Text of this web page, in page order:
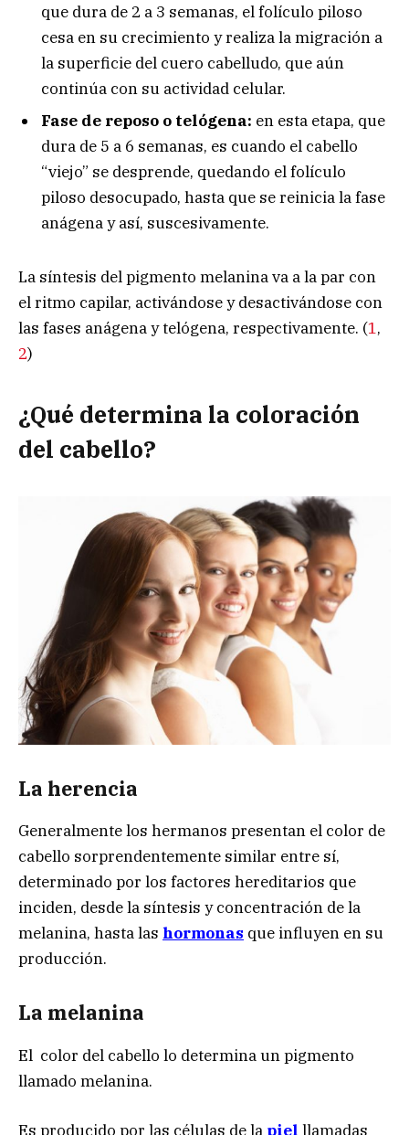
que dura de 2 a 3 semanas, el folículo piloso
cesa en su crecimiento y realiza la migración a
la superficie del cuero cabelludo, que aún
continúa con su actividad celular.
Fase de reposo o telógena: en esta etapa, que
dura de 5 a 6 semanas, es cuando el cabello
“viejo” se desprende, quedando el folículo
piloso desocupado, hasta que se reinicia la fase
anágena y así, suscesivamente.
La síntesis del pigmento melanina va a la par con
el ritmo capilar, activándose y desactivándose con
las fases anágena y telógena, respectivamente. (1,
2)
¿Qué determina la coloración
del cabello?
La herencia
Generalmente los hermanos presentan el color de
cabello sorprendentemente similar entre sí,
determinado por los factores hereditarios que
inciden, desde la síntesis y concentración de la
melanina, hasta las hormonas que influyen en su
producción.
La melanina
El color del cabello lo determina un pigmento
llamado melanina.
Es producido por las células de la piel llamadas